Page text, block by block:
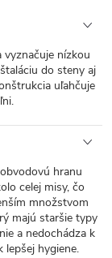
nízkou
do steny aj
uľahčuje
hranu
celej misy, čo
množstvom
majú staršie typy
a nedochádza k
lepšej hygiene.